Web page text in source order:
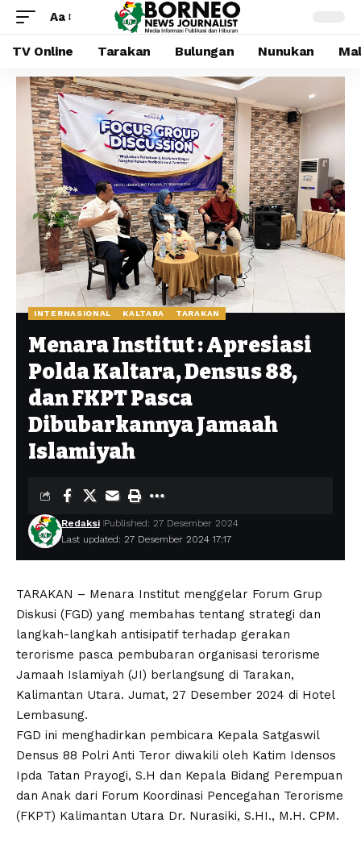
Aa
TV Online Tarakan Bulungan Nunukan
INTERNASIONAL KALTARA TARAKAN
Menara Institut : Apresiasi
Polda Kaltara, Densus 88,
dan FKPT Pasca
Dibubarkannya Jamaah
Islamiyah
Last updated: 27 Desember 2024 17:17
Redaksi Published: 27 Desember 2024
TARAKAN – Menara Institut menggelar Forum Grup
Diskusi (FGD) yang membahas tentang strategi dan
langkah-langkah antisipatif terhadap gerakan
terorisme pasca pembubaran organisasi terorisme
Jamaah Islamiyah (JI) berlangsung di Tarakan,
Kalimantan Utara. Jumat, 27 Desember 2024 di Hotel
Lembasung.
FGD ini menghadirkan pembicara Kepala Satgaswil
Densus 88 Polri Anti Teror diwakili oleh Katim Idensos
Ipda Tatan Prayogi, S.H dan Kepala Bidang Perempuan
dan Anak dari Forum Koordinasi Pencegahan Terorisme
(FKPT) Kalimantan Utara Dr. Nurasiki, S.HI., M.H. CPM.